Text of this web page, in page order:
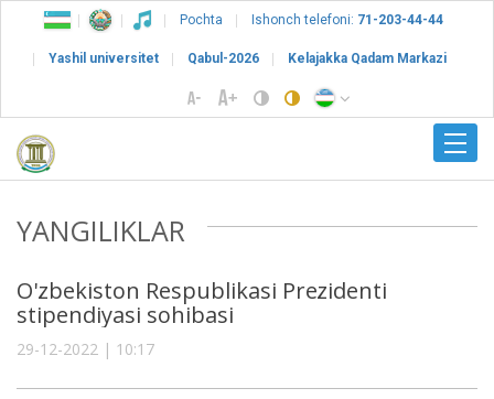
Pochta Ishonch telefoni: 71-203-44-44
Yashil universitet Qabul-2026 Kelajakka Qadam Markazi
YANGILIKLAR
O'zbekiston Respublikasi Prezidenti
stipendiyasi sohibasi
29-12-2022 | 10:17